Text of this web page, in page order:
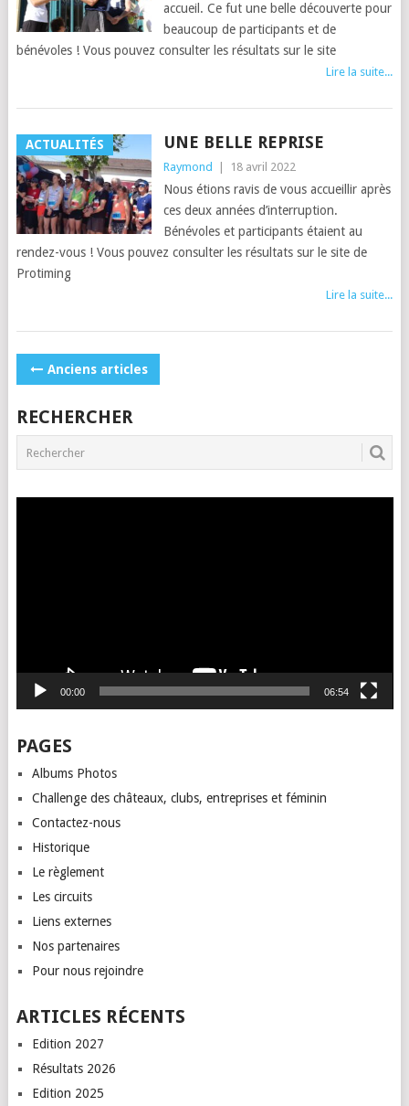
accueil. Ce fut une belle découverte pour
beaucoup de participants et de
bénévoles ! Vous pouvez consulter les résultats sur le site
Lire la suite...
ACTUALITÉS UNE BELLE REPRISE
Raymond 18 avril 2022
Nous étions ravis de vous accueillir après
ces deux années d’interruption.
Bénévoles et participants étaient au
rendez-vous ! Vous pouvez consulter les résultats sur le site de
Protiming
Lire la suite...
POSTS
Anciens articles
RECHERCHER
00:00 06:54
PAGES
Albums Photos
Challenge des châteaux, clubs, entreprises et féminin
Contactez-nous
Historique
Le règlement
Les circuits
Liens externes
Nos partenaires
Pour nous rejoindre
ARTICLES RÉCENTS
Edition 2027
Résultats 2026
Edition 2025